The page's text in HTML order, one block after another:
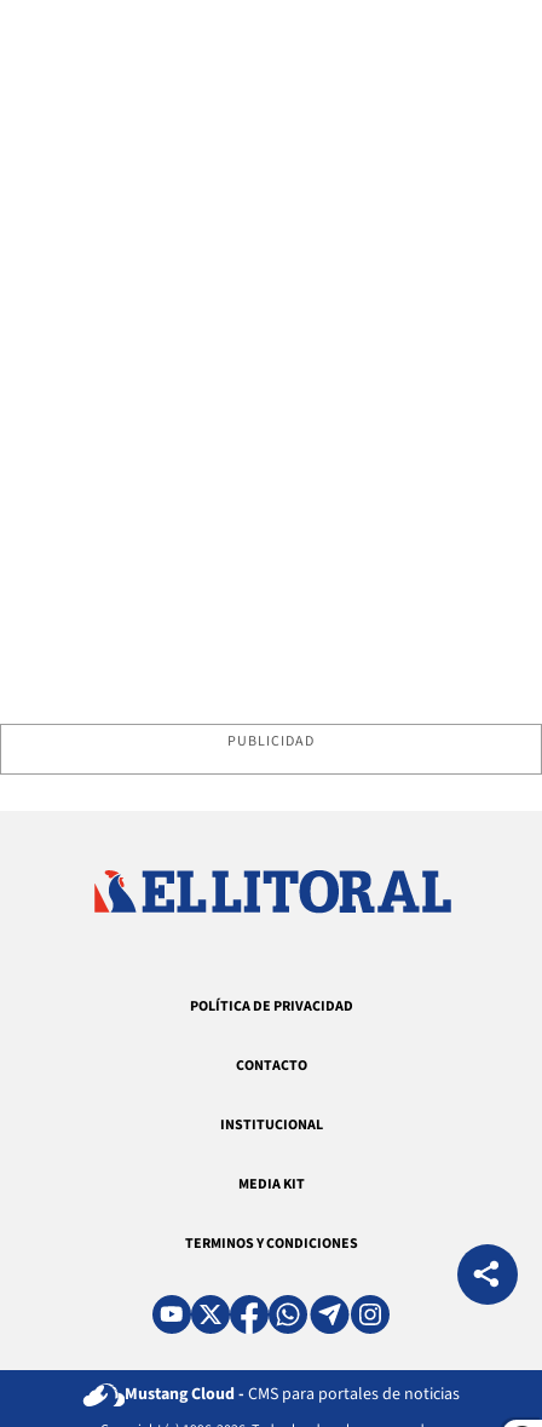
PUBLICIDAD
POLÍTICA DE PRIVACIDAD
CONTACTO
INSTITUCIONAL
MEDIA KIT
TERMINOS Y CONDICIONES
Mustang Cloud - CMS para portales de noticias